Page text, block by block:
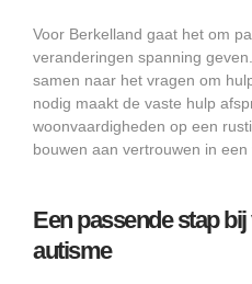
Voor Berkelland gaat het om
veranderingen spanning
samen naar het vragen om
nodig maakt de vaste hulp
woonvaardigheden op een
bouwen aan vertrouwen in een
Een passende stap
autisme